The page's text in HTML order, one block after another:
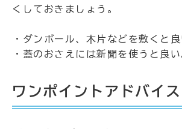
くしておきましょう。
・ダンボール、木片などを敷くと良
・蓋のおさえには新聞を使うと良い
ワンポイントアドバイス